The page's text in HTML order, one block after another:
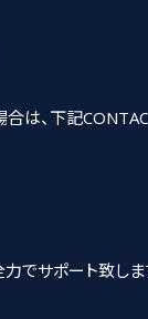
は、下記
でサポート致しま